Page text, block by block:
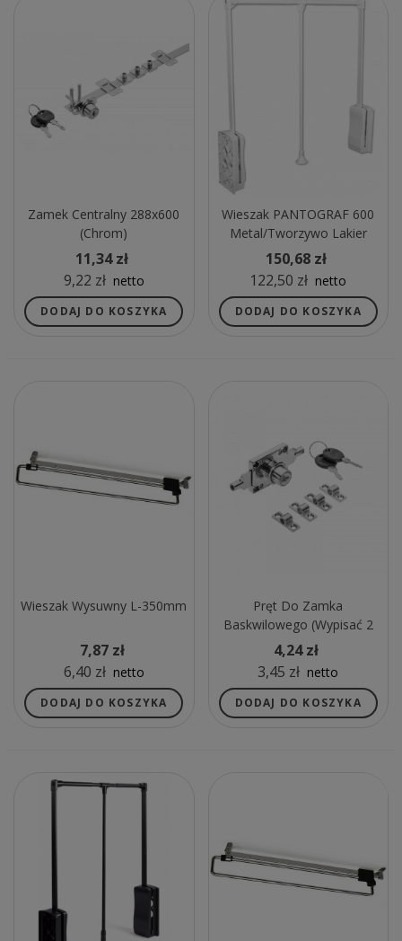
Zamek Centralny 288x600
(chrom)
11,34 zł
9,22 zł netto
DODAJ DO KOSZYKA
Wieszak PANTOGRAF 600
Metal/tworzywo Lakier
Biały
150,68 zł
122,50 zł netto
DODAJ DO KOSZYKA
Wieszak Wysuwny L-350mm
7,87 zł
6,40 zł netto
DODAJ DO KOSZYKA
Pręt Do Zamka
Baskwilowego (wypisać 2
Szt Do Każdego Zamka)
4,24 zł
3,45 zł netto
DODAJ DO KOSZYKA